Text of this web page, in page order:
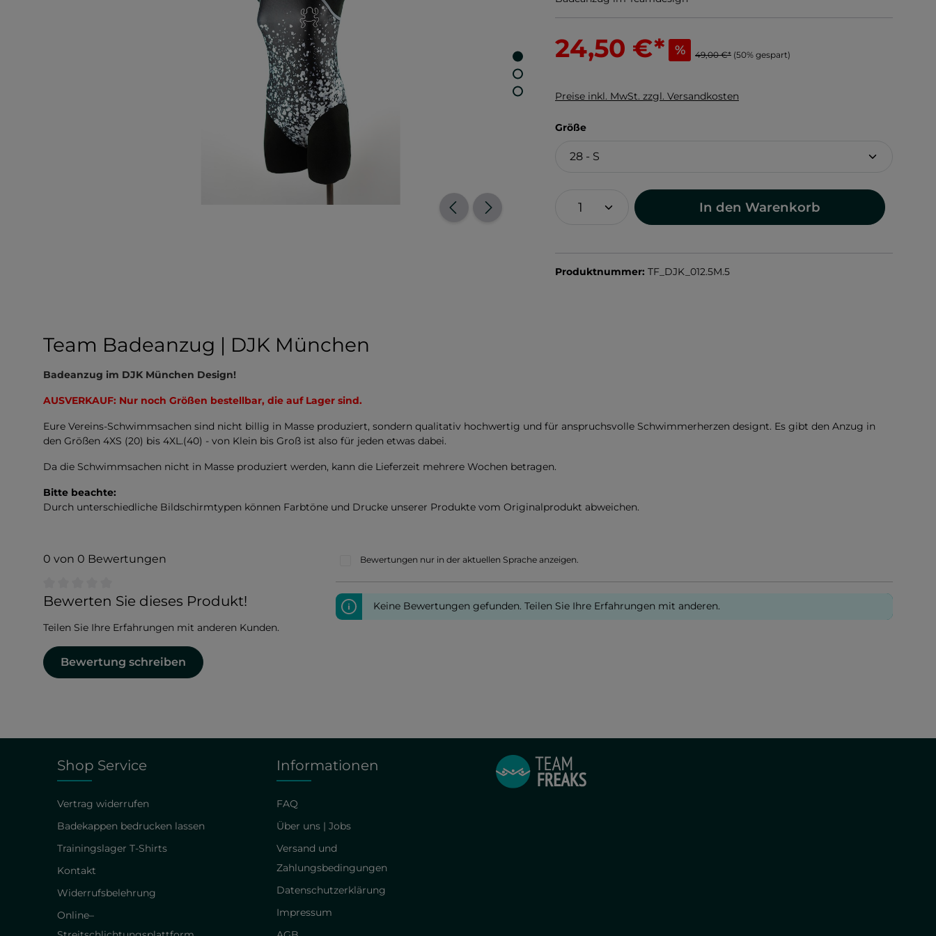
24,50 €* % 49,00 €* (50% gespart)
Preise inkl. MwSt. zzgl. Versandkosten
Größeauswählen
In den Warenkorb
Produktnummer: TF_DJK_012.5M.5
Team Badeanzug | DJK München
Badeanzug im DJK München Design!
AUSVERKAUF: Nur noch Größen bestellbar, die auf Lager sind.
Eure Vereins-Schwimmsachen sind nicht billig in Masse produziert, sondern qualitativ hochwertig und für anspruchsvolle Schwimmerherzen designt. Es gibt den Anzug in
den Größen 4XS (20) bis 4XL.(40) - von Klein bis Groß ist also für jeden etwas dabei.
Da die Schwimmsachen nicht in Masse produziert werden, kann die Lieferzeit mehrere Wochen betragen.
Bitte beachte:
Durch unterschiedliche Bildschirmtypen können Farbtöne und Drucke unserer Produkte vom Originalprodukt abweichen.
0 von 0 Bewertungen
Durchschnittliche Bewertung von 0 von 5 Sternen
Bewerten Sie dieses Produkt!
Teilen Sie Ihre Erfahrungen mit anderen Kunden.
Bewertung schreiben
Bewertungen nur in der aktuellen Sprache anzeigen.
Keine Bewertungen gefunden. Teilen Sie Ihre Erfahrungen mit anderen.
Shop Service
Vertrag widerrufen
Badekappen bedrucken lassen
Trainingslager T-Shirts
Kontakt
Widerrufsbelehrung
Online–
Informationen
FAQ
Über uns | Jobs
Versand und
Zahlungsbedingungen
Datenschutzerklärung
Impressum